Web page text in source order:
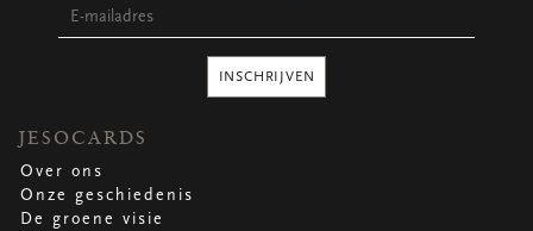
INSCHRIJVEN
JESOCARDS
Over ons
Onze geschiedenis
De groene visie